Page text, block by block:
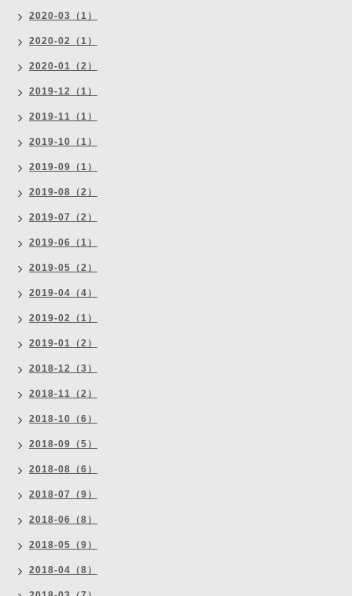
2020-03（1）
2020-02（1）
2020-01（2）
2019-12（1）
2019-11（1）
2019-10（1）
2019-09（1）
2019-08（2）
2019-07（2）
2019-06（1）
2019-05（2）
2019-04（4）
2019-02（1）
2019-01（2）
2018-12（3）
2018-11（2）
2018-10（6）
2018-09（5）
2018-08（6）
2018-07（9）
2018-06（8）
2018-05（9）
2018-04（8）